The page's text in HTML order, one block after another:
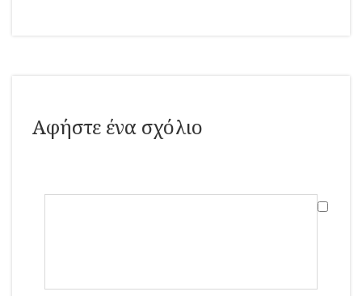
Αφήστε ένα σχόλιο